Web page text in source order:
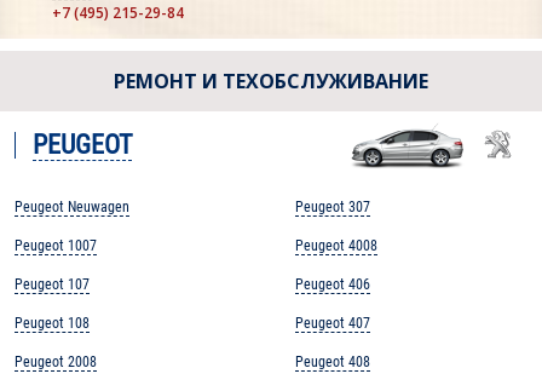
+7 (495) 215-29-84
РЕМОНТ И ТЕХОБСЛУЖИВАНИЕ
PEUGEOT
Peugeot Neuwagen
Peugeot 1007
Peugeot 107
Peugeot 108
Peugeot 2008
Peugeot 307
Peugeot 4008
Peugeot 406
Peugeot 407
Peugeot 408